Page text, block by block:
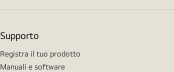
Supporto
Registra il tuo prodotto
Manuali e software